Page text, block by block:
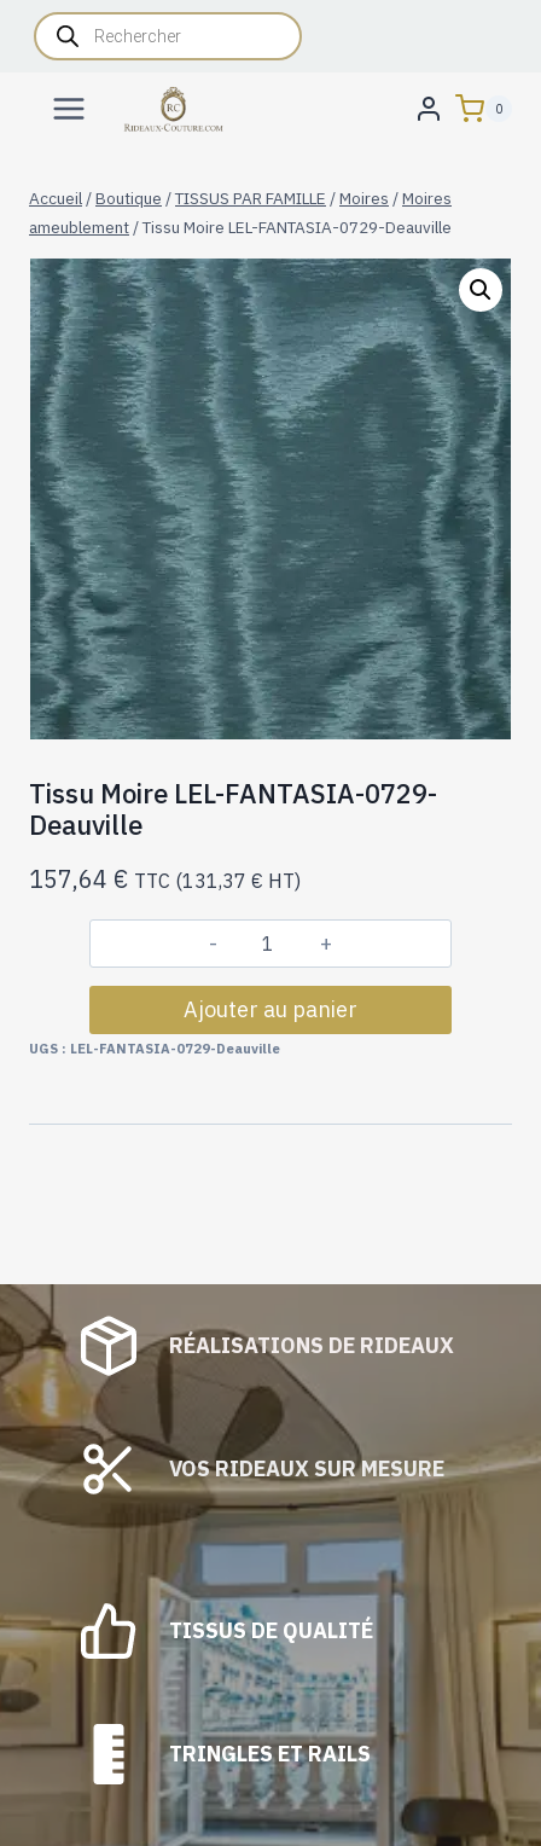
AllerRecherche
de
produits
0
Accueil /Boutique /TISSUS PAR FAMILLE /Moires /Moires
ameublement /Tissu Moire LEL-FANTASIA-0729-Deauville
Tissu Moire LEL-FANTASIA-0729-
Deauville
157,64 € TTC (131,37 € HT)
quantité
de
Tissu
Moire
0729-
Ajouter au panier
UGS : LEL-FANTASIA-0729-Deauville
RÉALISATIONS DE RIDEAUX
VOS RIDEAUX SUR MESURE
TISSUS DE QUALITÉ
TRINGLES ET RAILS